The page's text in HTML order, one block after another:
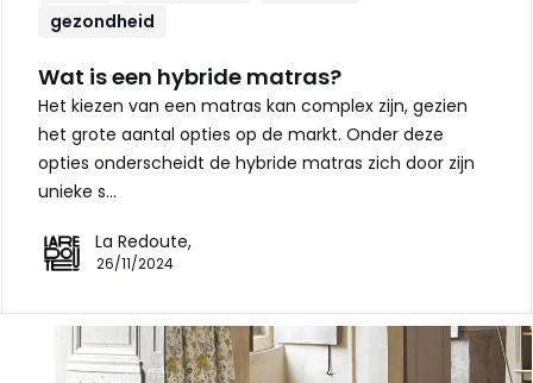
gezondheid
Wat is een hybride matras?
Het kiezen van een matras kan complex zijn, gezien
het grote aantal opties op de markt. Onder deze
opties onderscheidt de hybride matras zich door zijn
unieke s…
La Redoute,
26/11/2024